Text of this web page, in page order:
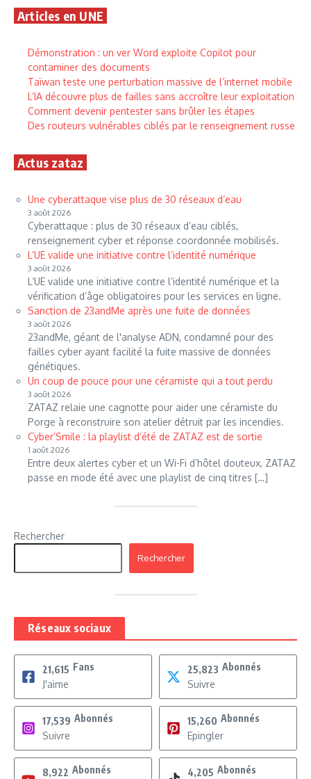
Articles en UNE
Démonstration : un ver Word exploite Copilot pour
contaminer des documents
Taïwan teste une perturbation massive de l’internet mobile
L’IA découvre plus de failles sans accroître leur exploitation
Comment devenir pentester sans brûler les étapes
Des routeurs vulnérables ciblés par le renseignement russe
Actus zataz
Une cyberattaque vise plus de 30 réseaux d’eau
3 août 2026
Cyberattaque : plus de 30 réseaux d’eau ciblés,
renseignement cyber et réponse coordonnée mobilisés.
L’UE valide une initiative contre l’identité numérique
3 août 2026
L’UE valide une initiative contre l’identité numérique et la
vérification d’âge obligatoires pour les services en ligne.
Sanction de 23andMe après une fuite de données
3 août 2026
23andMe, géant de l'analyse ADN, condamné pour des
failles cyber ayant facilité la fuite massive de données
génétiques.
Un coup de pouce pour une céramiste qui a tout perdu
3 août 2026
ZATAZ relaie une cagnotte pour aider une céramiste du
Porge à reconstruire son atelier détruit par les incendies.
Cyber’Smile : la playlist d’été de ZATAZ est de sortie
1 août 2026
Entre deux alertes cyber et un Wi-Fi d’hôtel douteux, ZATAZ
passe en mode été avec une playlist de cinq titres […]
Rechercher
Rechercher
Réseaux sociaux
21,615 Fans
J'aime
25,823 Abonnés
Suivre
17,539 Abonnés
Suivre
15,260 Abonnés
Epingler
8,922 Abonnés
4,205 Abonnés